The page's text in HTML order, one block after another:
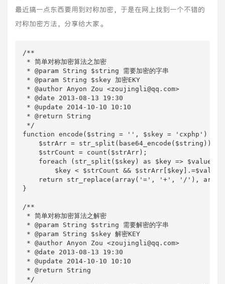
最近搞一点东西要用到对称加密，于是在网上找到一个不错的
对称加密方法，分享给大家。
/**
* 简单对称加密算法之加密
* @param String $string 需要加密的字串
* @param String $skey 加密EKY
* @author Anyon Zou <zoujingli@qq.com>
* @date 2013-08-13 19:30
* @update 2014-10-10 10:10
* @return String
*/
function encode($string = '', $skey = 'cxphp') {
    $strArr = str_split(base64_encode($string));
    $strCount = count($strArr);
    foreach (str_split($skey) as $key => $value)
        $key < $strCount && $strArr[$key].=$value;
return str_replace(array('=', '+', '/'),
}
/**
* 简单对称加密算法之解密
* @param String $string 需要解密的字串
* @param String $skey 解密KEY
* @author Anyon Zou <zoujingli@qq.com>
* @date 2013-08-13 19:30
* @update 2014-10-10 10:10
* @return String
*/